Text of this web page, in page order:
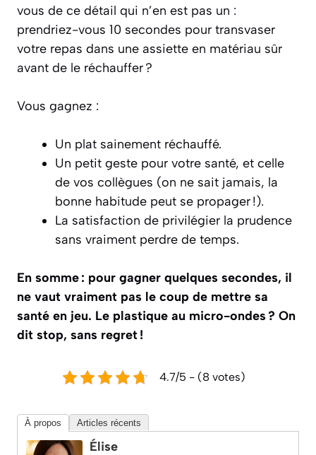
vous de ce détail qui n’en est pas un :
prendriez-vous 10 secondes pour transvaser
votre repas dans une assiette en matériau sûr
avant de le réchauffer ?
Vous gagnez :
Un plat sainement réchauffé.
Un petit geste pour votre santé, et celle
de vos collègues (on ne sait jamais, la
bonne habitude peut se propager !).
La satisfaction de privilégier la prudence
sans vraiment perdre de temps.
En somme : pour gagner quelques secondes, il
ne vaut vraiment pas le coup de mettre sa
santé en jeu. Le plastique au micro-ondes ? On
dit stop, sans regret !
4.7/5 - (8 votes)
À propos Articles récents
Élise